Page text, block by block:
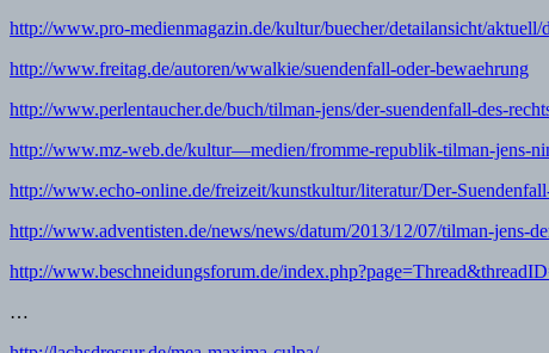
http://www.pro-medienmagazin.de/kultur/buecher/detailansicht/
http://www.freitag.de/autoren/wwalkie/suendenfall-oder-bewaehrung
http://www.perlentaucher.de/buch/tilman-jens/der-suendenfall-des-
http://www.mz-web.de/kultur—medien/fromme-republik-tilman-jens-
http://www.echo-online.de/freizeit/kunstkultur/literatur/Der-
http://www.adventisten.de/news/news/datum/2013/12/07/tilman-jens-
http://www.beschneidungsforum.de/
…